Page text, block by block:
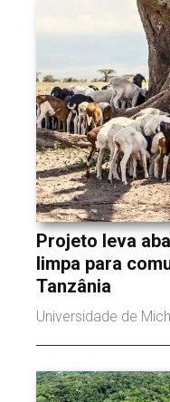
Projeto leva
limpa para
Tanzânia
Universidade de